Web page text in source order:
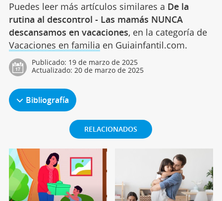
Puedes leer más artículos similares a De la
rutina al descontrol - Las mamás NUNCA
descansamos en vacaciones, en la categoría de
Vacaciones en familia en Guiainfantil.com.
Publicado: 19 de marzo de 2025
Actualizado: 20 de marzo de 2025
Bibliografía
RELACIONADOS